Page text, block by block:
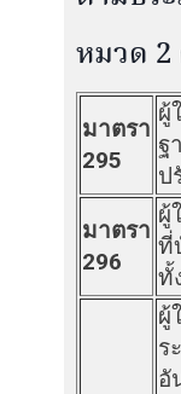
หมวด 2
มาตรา
295
ผู้
ฐ
ป
มาตรา
296
ผู้
ที่
ทั้
ผู้
ร
อั